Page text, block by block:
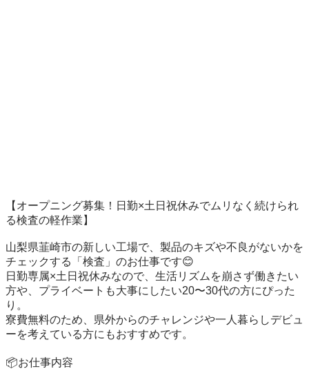
【オープニング募集！日勤×土日祝休みでムリなく続けられ
る検査の軽作業】
山梨県韮崎市の新しい工場で、製品のキズや不良がないかを
チェックする「検査」のお仕事です😊
日勤専属×土日祝休みなので、生活リズムを崩さず働きたい
方や、プライベートも大事にしたい20〜30代の方にぴった
り。
寮費無料のため、県外からのチャレンジや一人暮らしデビュ
ーを考えている方にもおすすめです。
📦お仕事内容